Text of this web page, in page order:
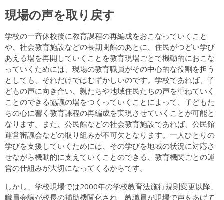
現場の声を取り戻す
学校の一斉休校後に教育課程の再編成をおこなっていくこと
や、社会教育施設などの長期閉館のあとに、住民がつどい学び
あえる場を再開していくことを教育現場ごとで機動的におこな
っていくためには、現場の教育職員がその中心的な役割を担う
としても、それだけではむずかしいのです。学校であれば、子
どもの声に向き合い、親たちや地域住民たちの声を重ねていく
ことのできる協議の場をつくっていくことによって、子どもた
ちの心に響く教育課程の再編成を実現させていくことが可能と
なります。また、公民館などの社会教育施設であれば、公民館
運営審議会などの取り組みが不可欠となります。一人ひとりの
学びを支援していくためには、その学びを地域の状況に対応さ
せながら機動的に支えていくことのできる、教育機関ごとの運
営の仕組みが大切になってくるからです。
しかし、学校現場では2000年の学校教育法施行規則変更以降、
職員会議が校長の補助機関化され、教職員が現場で声をあげて